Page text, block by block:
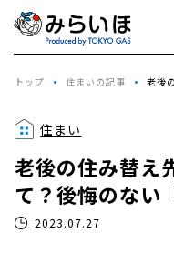
トップ 住まいの記事 老後
住まい
老後の住み替え
て？後悔のない
2023.07.27